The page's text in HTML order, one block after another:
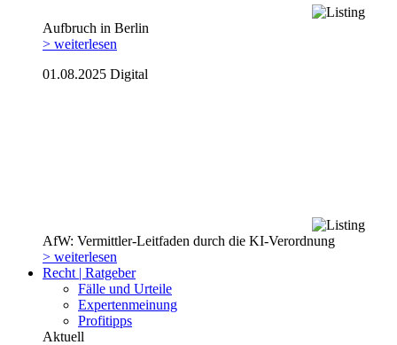
Aufbruch in Berlin
> weiterlesen
01.08.2025 Digital
AfW: Vermittler-Leitfaden durch die KI-Verordnung
> weiterlesen
Recht | Ratgeber
Fälle und Urteile
Expertenmeinung
Profitipps
Aktuell